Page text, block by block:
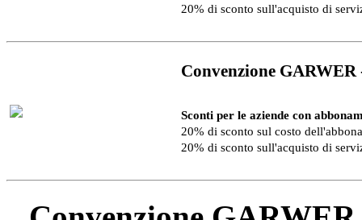
20% di sconto sull'acquisto di
Convenzione
Sconti per le aziende con
20% di sconto sul costo
20% di sconto sull'acquisto di